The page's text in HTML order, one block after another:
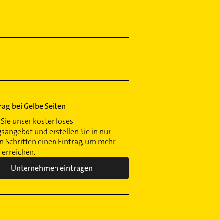
bei Gelbe Seiten
unser kostenloses
und erstellen Sie in nur
Schritten einen Eintrag, um mehr
erreichen.
Unternehmen eintragen